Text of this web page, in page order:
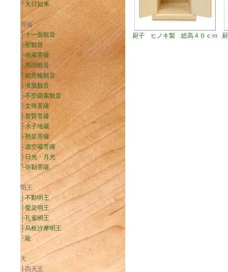
└大日如来
菩薩
├十一面観音
├聖観音
├地蔵菩薩
├馬頭観音
├如意輪観音
├准胝観音
├不空羂索観音
├文殊菩薩
├普賢菩薩
├水子地蔵
├勢至菩薩
├虚空蔵菩薩
├日光・月光
└弥勒菩薩
明王
├不動明王
├愛染明王
├孔雀明王
├烏枢沙摩明王
└龍
天
├四天王
厨子 ヒノキ製 総高４０ｃｍ